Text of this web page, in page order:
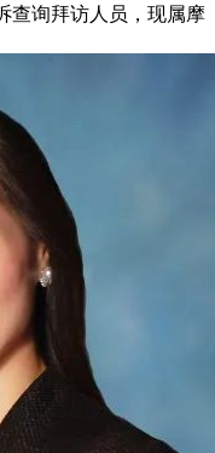
查询拜访人员，现属摩